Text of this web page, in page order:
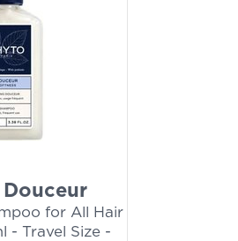
Douceur
for All Hair
- Travel Size -